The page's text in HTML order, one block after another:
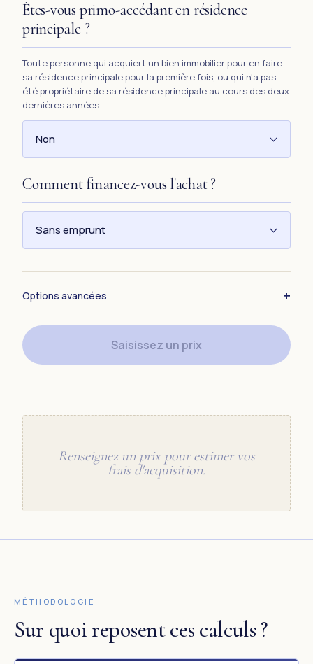
Êtes-vous primo-accédant en résidence
principale ?
Toute personne qui acquiert un bien immobilier pour en faire
sa résidence principale pour la première fois, ou qui n'a pas
été propriétaire de sa résidence principale au cours des deux
dernières années.
Non
Comment financez-vous l'achat ?
Sans emprunt
Options avancées
Saisissez un prix
Renseignez un prix pour estimer vos
frais d'acquisition.
MÉTHODOLOGIE
Sur quoi reposent ces calculs ?